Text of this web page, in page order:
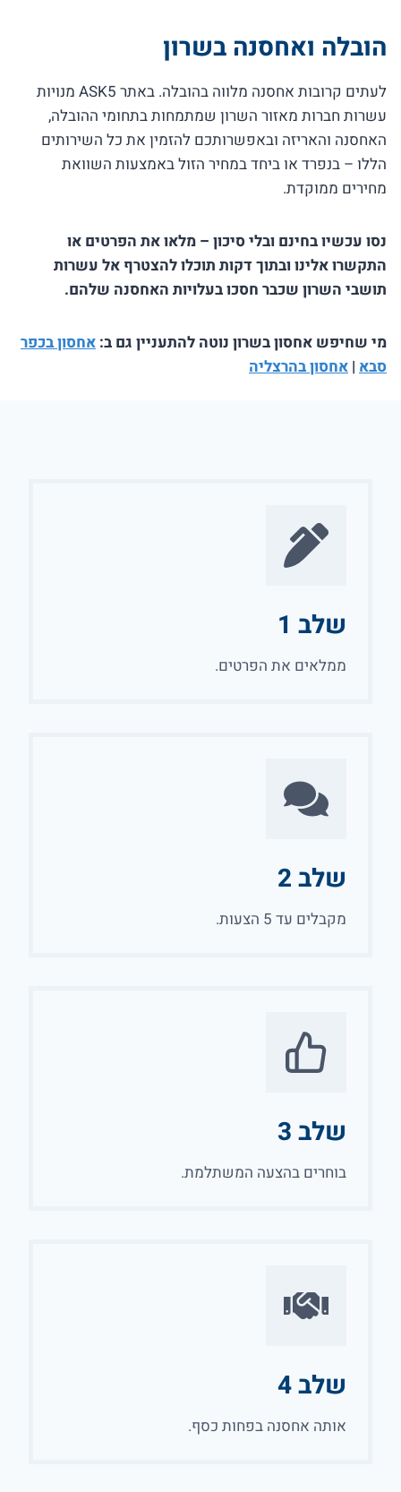
הובלה ואחסנה בשרון
לעתים קרובות אחסנה מלווה בהובלה. באתר ASK5 מנויות
עשרות חברות מאזור השרון שמתמחות בתחומי ההובלה,
האחסנה והאריזה ובאפשרותכם להזמין את כל השירותים
הללו – בנפרד או ביחד במחיר הזול באמצעות השוואת
מחירים ממוקדת.
נסו עכשיו בחינם ובלי סיכון – מלאו את הפרטים או
התקשרו אלינו ובתוך דקות תוכלו להצטרף אל עשרות
תושבי השרון שכבר חסכו בעלויות האחסנה שלהם.
מי שחיפש אחסון בשרון נוטה להתעניין גם ב: אחסון בכפר
סבא | אחסון בהרצליה
שלב 1
ממלאים את הפרטים.
שלב 2
מקבלים עד 5 הצעות.
שלב 3
בוחרים בהצעה המשתלמת.
שלב 4
אותה אחסנה בפחות כסף.